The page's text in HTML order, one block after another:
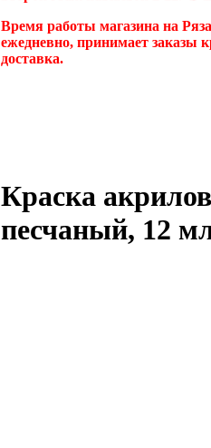
Время работы магазина на
ежедневно, принимает заказы
доставка.
Краска
песчаный, 12